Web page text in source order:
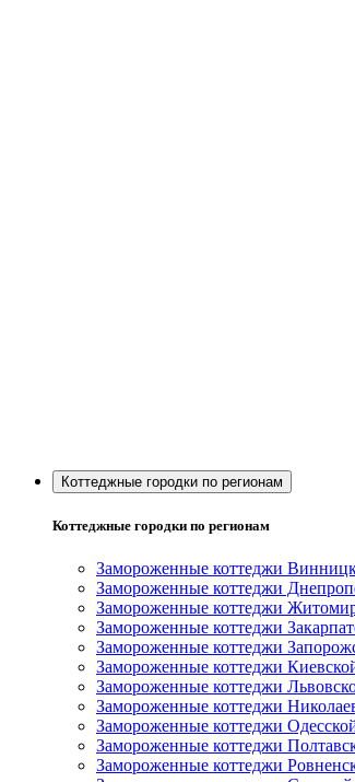
Коттеджные городки по регионам
Коттеджные городки по регионам
Замороженные коттеджи
Замороженные коттеджи
Замороженные коттеджи
Замороженные коттеджи
Замороженные коттеджи
Замороженные коттеджи
Замороженные коттеджи
Замороженные коттеджи
Замороженные коттеджи
Замороженные коттеджи
Замороженные коттеджи